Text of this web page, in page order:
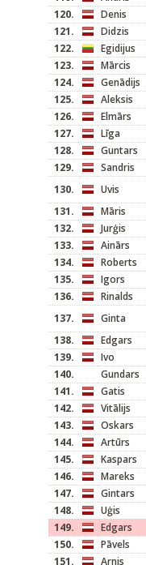
120.
Denis
121.
Didzis
122.
Egidijus
123.
Mārcis
124.
Genādijs
125.
Aleksis
126.
Elmārs
127.
Līga
128.
Guntars
129.
Sandris
130.
Uvis
131.
Māris
132.
Jurģis
133.
Ainārs
134.
Roberts
135.
Igors
136.
Rinalds
137.
Ginta
138.
Edgars
139.
Ivo
140.
Gundars
141.
Gatis
142.
Vitālijs
143.
Oskars
144.
Artūrs
145.
Kaspars
146.
Mareks
147.
Gintars
148.
Uģis
149.
Edgars
150.
Pāvels
151.
Arnis